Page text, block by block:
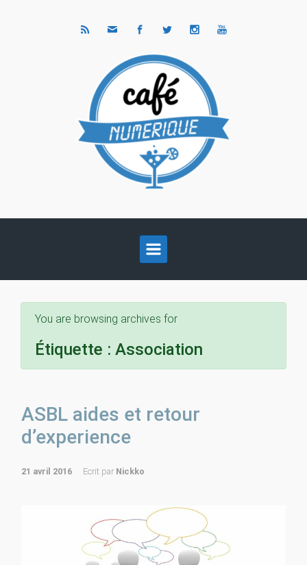
You are browsing archives for
Étiquette : Association
ASBL aides et retour
d’experience
21 avril 2016 Ecrit par Nickko